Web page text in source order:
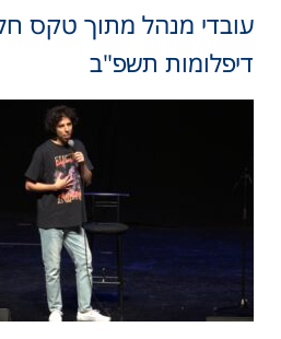
עובדי מנהל מתוך טקס
דיפלומות תשפ"ב